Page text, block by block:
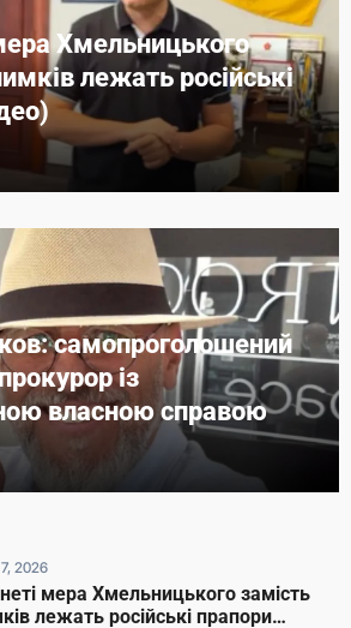
Хмельницького
лежать російські
самопроголошений
із
власною справою
2026
мера Хмельницького замість
лежать російські прапори